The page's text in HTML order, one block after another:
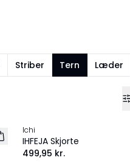
Striber Tern Læder
NYHED
Ichi
IHFEJA Skjorte
499,95 kr.